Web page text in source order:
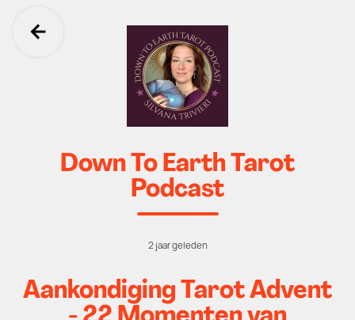
Ga terug
Down To Earth Tarot
Podcast
2 jaar geleden
Aankondiging Tarot Advent